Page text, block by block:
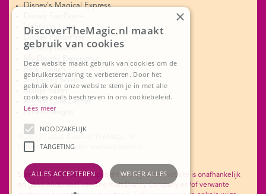
Disney's Magical Express
Lightning Lane
Memory Maker
Shopping Service
Kluisje huren
Animal Care Center
Rondleidingen
Ontwerp en realisatie: www.advacom.nl
Sommige onderdelen copyright Disney. Deze website is onafhankelijk
en geen onderdeel van The Walt Disney Company en/of verwante
DiscoverTheMagic.nl maakt
gebruik van cookies
Deze website maakt gebruik van cookies om de
gebruikerservaring te verbeteren. Door het
gebruik van onze website stem je in met alle
cookies zoals beschreven in ons cookiebeleid.
Lees meer
NOODZAKELIJK
TARGETING
ALLES ACCEPTEREN WEIGER ALLES
×